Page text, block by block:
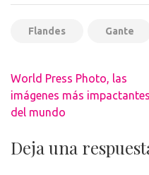
Flandes Gante
Navegación
de
entradas
World Press Photo, las
imágenes más impactantes
del mundo
Deja una